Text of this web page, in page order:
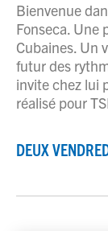
Bienvenue
Fonseca. Une
Cubaines. Un
futur des
invite chez lui
réalisé pour
DEUX